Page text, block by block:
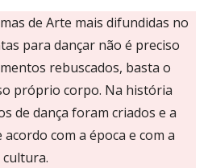
de Arte mais difundidas no
para dançar não é preciso
rebuscados, basta o
próprio corpo. Na história
de dança foram criados e a
com a época e com a
cultura.